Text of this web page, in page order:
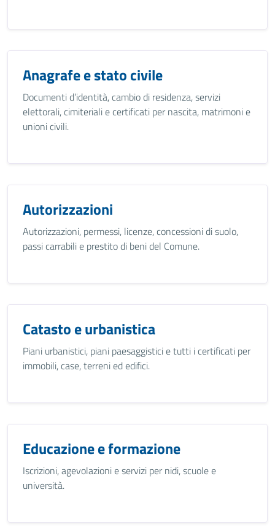
Anagrafe e stato civile
Documenti d’identità, cambio di residenza, servizi
elettorali, cimiteriali e certificati per nascita, matrimoni e
unioni civili.
Autorizzazioni
Autorizzazioni, permessi, licenze, concessioni di suolo,
passi carrabili e prestito di beni del Comune.
Catasto e urbanistica
Piani urbanistici, piani paesaggistici e tutti i certificati per
immobili, case, terreni ed edifici.
Educazione e formazione
Iscrizioni, agevolazioni e servizi per nidi, scuole e
università.